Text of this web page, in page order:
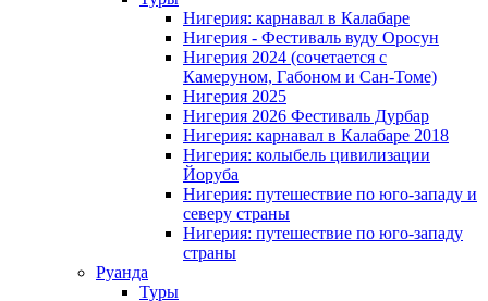
Нигерия: карнавал в Калабаре
Нигерия - Фестиваль вуду Оросун
Нигерия 2024 (сочетается с
Камеруном, Габоном и Сан-Томе)
Нигерия 2025
Нигерия 2026 Фестиваль Дурбар
Нигерия: карнавал в Калабаре 2018
Нигерия: колыбель цивилизации
Йоруба
Нигерия: путешествие по юго-западу и
северу страны
Нигерия: путешествие по юго-западу
страны
Руанда
Туры